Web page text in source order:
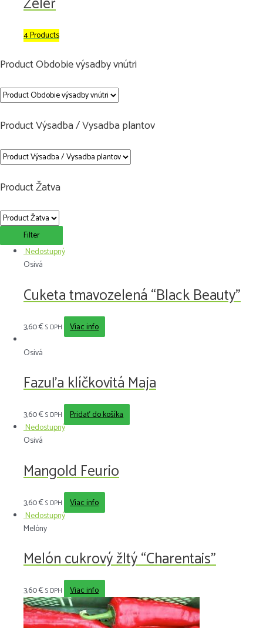
4 Products
Product Obdobie výsadby vnútri
Product Výsadba / Vysadba plantov
Product Žatva
Filter
Nedostupný
Osivá
Cuketa tmavozelená “Black Beauty”
3,60€S DPH
Viac info
Osivá
Fazuľa klíčkovitá Maja
3,60€S DPH
Pridať do košíka
Nedostupný
Osivá
Mangold Feurio
3,60€S DPH
Viac info
Nedostupný
Melóny
Melón cukrový žltý “Charentais”
3,60€S DPH Viac info